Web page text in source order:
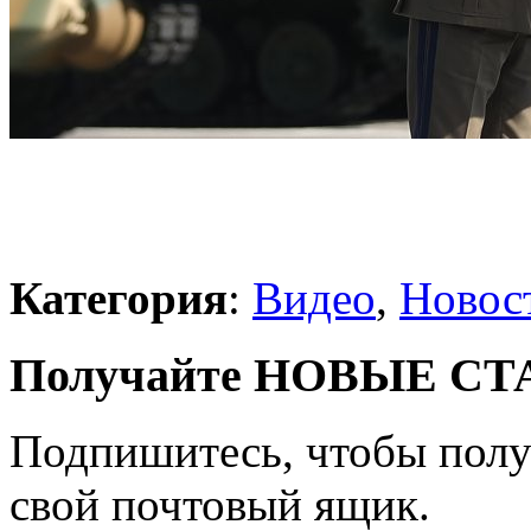
Категория: Видео,
Получайте НОВЫЕ
Подпишитесь, чтобы
свой почтовый ящик.